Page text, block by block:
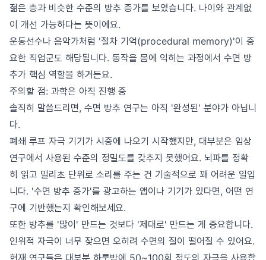
젊은 층과 비슷한 수준의 방추 증가를 보였습니다. 나이와 관계없
이 개선 가능하다는 뜻이에요.
운동선수나 음악가처럼 '절차 기억(procedural memory)'이 중
요한 직업군도 해당됩니다. 동작을 몸에 익히는 과정에서 수면 방
추가 핵심 역할을 하거든요.
주의할 점: 과학은 아직 진행 중
솔직히 말씀드리면, 수면 방추 연구는 아직 '완성된' 분야가 아닙니
다.
폐쇄 루프 자극 기기가 시중에 나오기 시작했지만, 대부분은 임상
연구에서 사용된 수준의 정밀도를 갖추지 못했어요. 뇌파를 정확
히 읽고 밀리초 단위로 소리를 주는 건 기술적으로 꽤 어려운 일입
니다. '수면 방추 증가'를 광고하는 앱이나 기기가 있다면, 어떤 연
구에 기반했는지 확인해보세요.
또한 방추를 '많이' 만드는 것보다 '제대로' 만드는 게 중요합니다.
인위적 자극이 너무 잦으면 오히려 수면의 질이 떨어질 수 있어요.
현재 연구들은 대부분 하룻밤에 50~100회 정도의 자극을 사용합